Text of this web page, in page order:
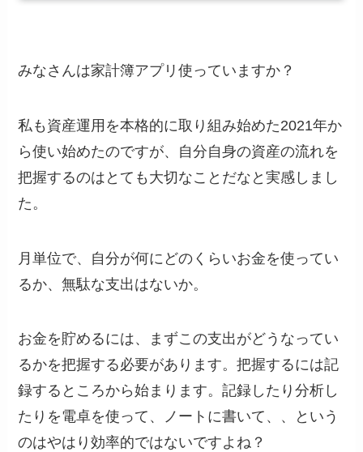
みなさんは家計簿アプリ使っていますか？
私も資産運用を本格的に取り組み始めた2021年か
ら使い始めたのですが、自分自身の資産の流れを
把握するのはとても大切なことだなと実感しまし
た。
月単位で、自分が何にどのくらいお金を使ってい
るか、無駄な支出はないか。
お金を貯めるには、まずこの支出がどうなってい
るかを把握する必要があります。把握するには記
録するところから始まります。記録したり分析し
たりを電卓を使って、ノートに書いて、、という
のはやはり効率的ではないですよね？